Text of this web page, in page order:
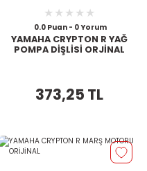
0.0 Puan - 0 Yorum
YAMAHA CRYPTON R YAĞ
POMPA DİŞLİSİ ORJİNAL
373,25 TL